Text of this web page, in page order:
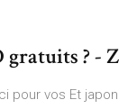
gratuits ? -
pour vos Et